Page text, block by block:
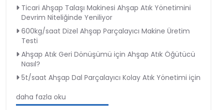
Ticari Ahşap Talaşı Makinesi Ahşap Atık Yönetimini
Devrim Niteliğinde Yeniliyor
600kg/saat Dizel Ahşap Parçalayıcı Makine Üretim
Testi
Ahşap Atık Geri Dönüşümü için Ahşap Atık Öğütücü
Nasıl?
5t/saat Ahşap Dal Parçalayıcı Kolay Atık Yönetimi için
daha fazla oku